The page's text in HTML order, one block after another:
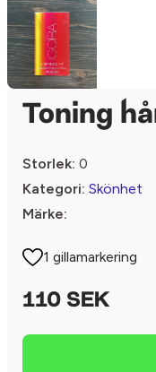
Toning
Storlek: 0
Kategori: Skönhet
Märke:
1 gillamarkering
110 SEK